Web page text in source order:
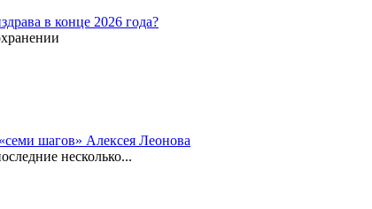
в конце 2026 года?
шагов» Алексея Леонова
несколько...